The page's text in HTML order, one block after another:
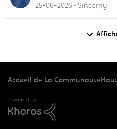
25-06-2026
Sincerny
Accueil de La Communauté